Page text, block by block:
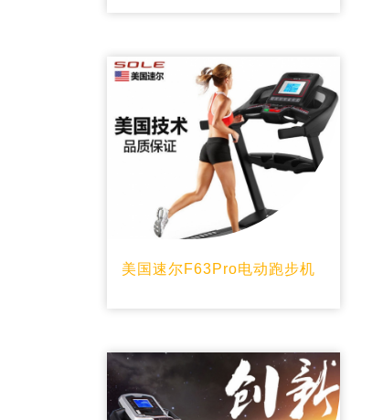
美国速尔F63Pro电动跑步机